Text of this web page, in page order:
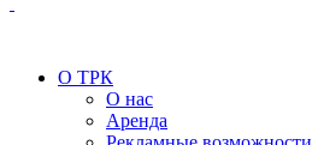
О ТРК
О нас
Аренда